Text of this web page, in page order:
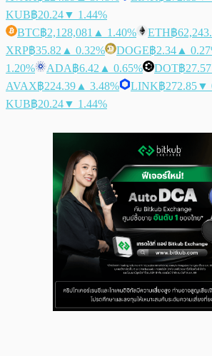
KUB฿20.24▼ 1.44%
BTC฿2,128,081 ▲ 1.40% ETH฿
XRP฿35.82 ▲ 0.32% DOGE฿2.34 ▲
1.20%
ADA฿6.42 ▲ 0.65% DOT฿27.57
AVAX฿224.39 ▲ 3.48% LINK฿272.85▼
KUB฿20.24▼ 1.44%